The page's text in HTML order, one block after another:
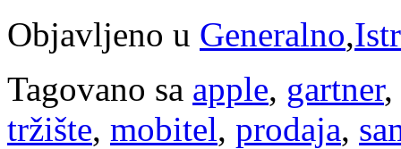
Objavljeno u Generalno,
Tagovano sa apple, gartner,
tržište, mobitel, prodaja,